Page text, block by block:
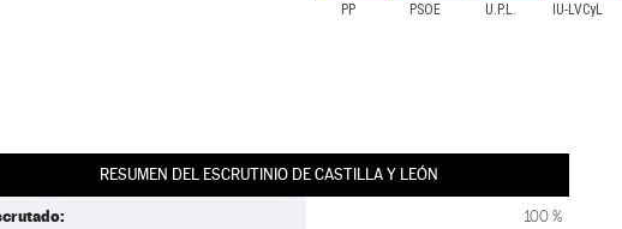
PP PSOE U.P.L. IU-LVCyL
RESUMEN DEL ESCRUTINIO DE CASTILLA Y LEÓN
100 %